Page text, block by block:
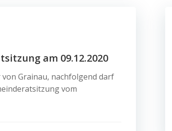
am 09.12.2020
Grainau, nachfolgend darf
vom